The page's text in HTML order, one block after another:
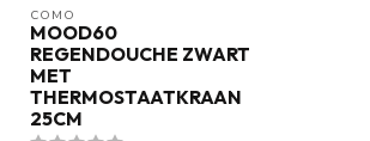
COMO
MOOD60
REGENDOUCHE ZWART
MET
THERMOSTAATKRAAN
25CM